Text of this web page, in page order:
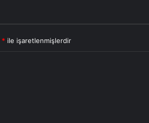
* ile işaretlenmişlerdir